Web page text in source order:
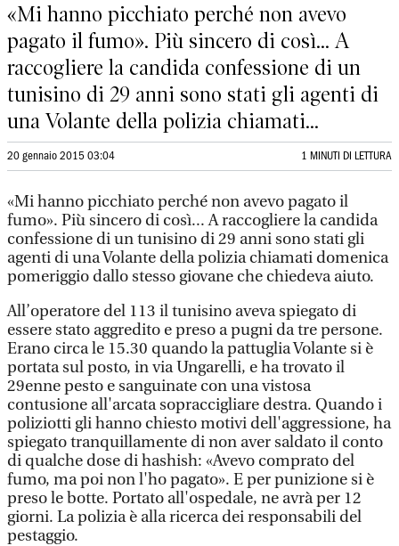
«Mi hanno picchiato perché non avevo
pagato il fumo». Più sincero di così... A
raccogliere la candida confessione di un
tunisino di 29 anni sono stati gli agenti di
una Volante della polizia chiamati...
20 gennaio 2015 03:04 1 MINUTI DI LETTURA
«Mi hanno picchiato perché non avevo pagato il
fumo». Più sincero di così... A raccogliere la candida
confessione di un tunisino di 29 anni sono stati gli
agenti di una Volante della polizia chiamati domenica
pomeriggio dallo stesso giovane che chiedeva aiuto.
All’operatore del 113 il tunisino aveva spiegato di
essere stato aggredito e preso a pugni da tre persone.
Erano circa le 15.30 quando la pattuglia Volante si è
portata sul posto, in via Ungarelli, e ha trovato il
29enne pesto e sanguinate con una vistosa
contusione all'arcata sopraccigliare destra. Quando i
poliziotti gli hanno chiesto motivi dell'aggressione, ha
spiegato tranquillamente di non aver saldato il conto
di qualche dose di hashish: «Avevo comprato del
fumo, ma poi non l'ho pagato». E per punizione si è
preso le botte. Portato all'ospedale, ne avrà per 12
giorni. La polizia è alla ricerca dei responsabili del
pestaggio.